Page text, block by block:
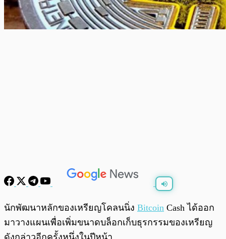
พร้อมเล่น / 0:00
นักพัฒนาหลักของเหรียญโคลนนิ่ง Bitcoin Cash ได้ออก
มาวางแผนเพื่อเพิ่มขนาดบล็อกเก็บธุรกรรมของเหรียญ